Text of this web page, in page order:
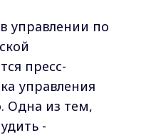
управлении по
пресс-
управления
Одна из тем,
-